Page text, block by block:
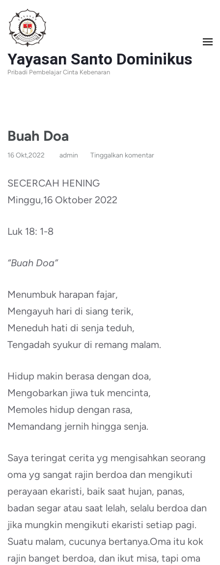
Lompat
ke
konten
(Tekan
Enter)
Yayasan Santo Dominikus
Pribadi Pembelajar Cinta Kebenaran
Buah Doa
16 Okt,2022 admin Tinggalkan komentar
SECERCAH HENING
Minggu,16 Oktober 2022
Luk 18: 1-8
“Buah Doa”
Menumbuk harapan fajar,
Mengayuh hari di siang terik,
Meneduh hati di senja teduh,
Tengadah syukur di remang malam.
Hidup makin berasa dengan doa,
Mengobarkan jiwa tuk mencinta,
Memoles hidup dengan rasa,
Memandang jernih hingga senja.
Saya teringat cerita yg mengisahkan seorang
oma yg sangat rajin berdoa dan mengikuti
perayaan ekaristi, baik saat hujan, panas,
badan segar atau saat lelah, selalu berdoa dan
jika mungkin mengikuti ekaristi setiap pagi.
Suatu malam, cucunya bertanya.Oma itu kok
rajin banget berdoa, dan ikut misa, tapi oma